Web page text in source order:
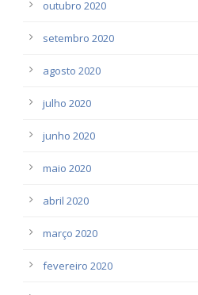
outubro 2020
setembro 2020
agosto 2020
julho 2020
junho 2020
maio 2020
abril 2020
março 2020
fevereiro 2020